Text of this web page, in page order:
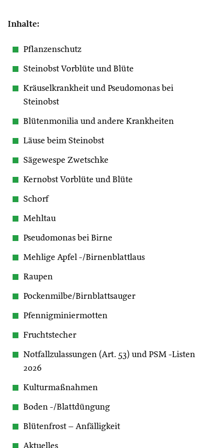
Inhalte:
Pflanzenschutz
Steinobst Vorblüte und Blüte
Kräuselkrankheit und Pseudomonas bei
Steinobst
Blütenmonilia und andere Krankheiten
Läuse beim Steinobst
Sägewespe Zwetschke
Kernobst Vorblüte und Blüte
Schorf
Mehltau
Pseudomonas bei Birne
Mehlige Apfel -/Birnenblattlaus
Raupen
Pockenmilbe/Birnblattsauger
Pfennigminiermotten
Fruchtstecher
Notfallzulassungen (Art. 53) und PSM -Listen
2026
Kulturmaßnahmen
Boden -/Blattdüngung
Blütenfrost – Anfälligkeit
Aktuelles